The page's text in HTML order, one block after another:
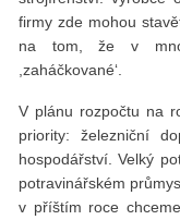
firmy zde mohou
na tom, že v
,zaháčkované‘.
V plánu rozpočtu na
priority: železniční
hospodářství. Velký
potravinářském
v příštím roce